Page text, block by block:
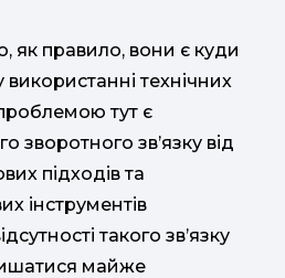
як правило, вони є куди
технічних
тут є
зворотного зв’язку від
підходів та
інструментів
такого зв’язку
майже